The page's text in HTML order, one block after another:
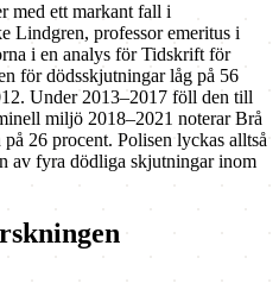
med ett markant fall i
Lindgren, professor emeritus i
i en analys för Tidskrift för
för dödsskjutningar låg på 56
Under 2013–2017 föll den till
miljö 2018–2021 noterar Brå
26 procent. Polisen lyckas alltså
av fyra dödliga skjutningar inom